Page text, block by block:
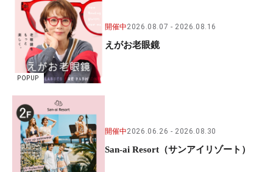
POPUP
開催中2026.08.07 2026.08.16
えがお老眼鏡
開催中2026.06.26 2026.08.30
San-ai Resort（サンアイリゾート）